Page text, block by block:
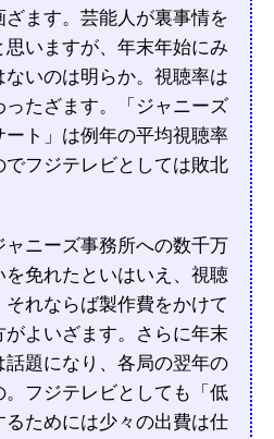
ます。芸能人が裏事情を
いますが、年末年始にみ
いのは明らか。視聴率は
たざます。「ジャニーズ
ート」は例年の平均視聴率
フジテレビとしては敗北
ニーズ事務所への数千万
を免れたといはいえ、視聴
れならば製作費をかけて
がよいざます。さらに年末
題になり、各局の翌年の
フジテレビとしても「低
ためには少々の出費は仕